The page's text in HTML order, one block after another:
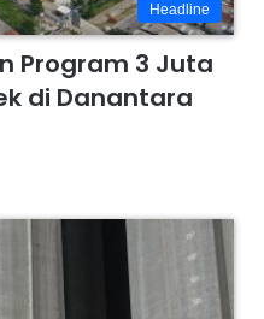
Headline
Program 3 Juta
di Danantara